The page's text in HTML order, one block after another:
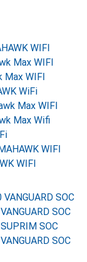
WIFI
Max WIFI
Max WIFI
WiFi
Max WIFI
Max Wifi
WIFI
WIFI
SOC
SOC
SOC
SOC